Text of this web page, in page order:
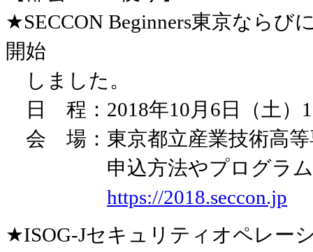
★SECCON Beginners東京ならび
開始
しました。
日 程：2018年10月6日（土）
会 場：東京都立産業技術高等
申込方法やプログラム詳
https://2018.seccon.jp
★ISOG-Jセキュリティオペレー